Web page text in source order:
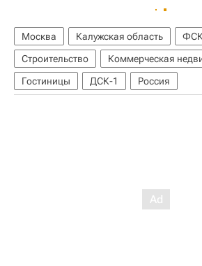
Москва Калужская область
ФСК
Строительство
Коммерческая
Гостиницы
ДСК-1 Россия